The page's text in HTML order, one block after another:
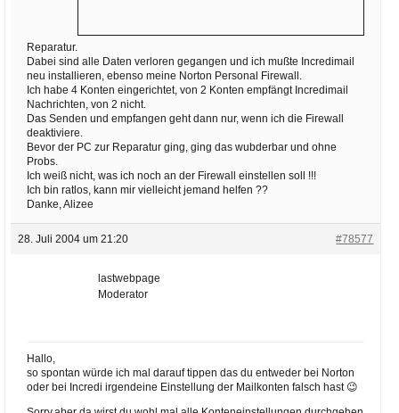
Reparatur.
Dabei sind alle Daten verloren gegangen und ich mußte Incredimail
neu installieren, ebenso meine Norton Personal Firewall.
Ich habe 4 Konten eingerichtet, von 2 Konten empfängt Incredimail
Nachrichten, von 2 nicht.
Das Senden und empfangen geht dann nur, wenn ich die Firewall
deaktiviere.
Bevor der PC zur Reparatur ging, ging das wubderbar und ohne
Probs.
Ich weiß nicht, was ich noch an der Firewall einstellen soll !!!
Ich bin ratlos, kann mir vielleicht jemand helfen ??
Danke, Alizee
28. Juli 2004 um 21:20 #78577
lastwebpage
Moderator
Hallo,
so spontan würde ich mal darauf tippen das du entweder bei Norton
oder bei Incredi irgendeine Einstellung der Mailkonten falsch hast 😉